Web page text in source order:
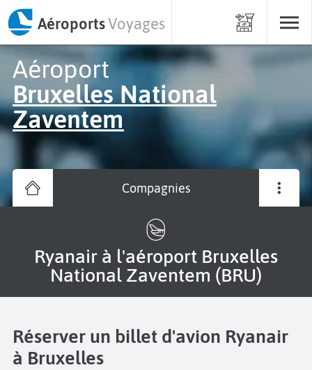
AéroportsVoyages
Aéroport
Bruxelles National
Zaventem
Compagnies
Ryanair à l'aéroport Bruxelles
National Zaventem (BRU)
Réserver un billet d'avion Ryanair
à Bruxelles